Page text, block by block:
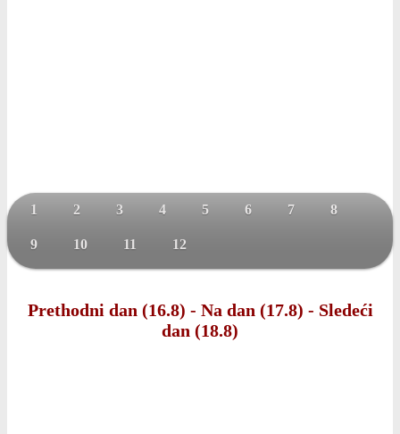
1 2 3 4 5 6 7 8
9 10 11 12
Prethodni dan (16.8) - Na dan (17.8) - Sledeći
dan (18.8)